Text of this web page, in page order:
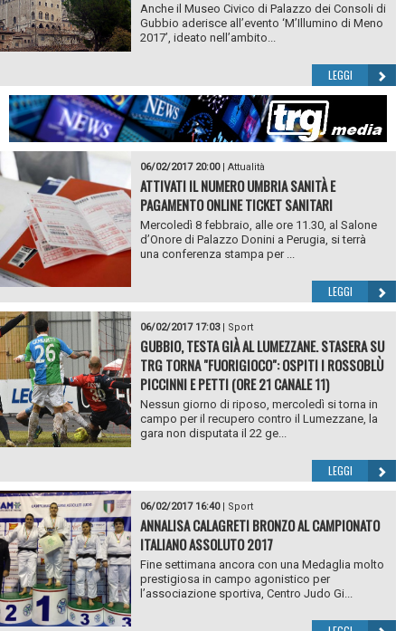
Anche il Museo Civico di Palazzo dei Consoli di
Gubbio aderisce all’evento ‘M’Illumino di Meno
2017’, ideato nell’ambito...
LEGGI
06/02/2017 20:00| Attualità
ATTIVATI IL NUMERO UMBRIA SANITÀ E
PAGAMENTO ONLINE TICKET SANITARI
Mercoledì 8 febbraio, alle ore 11.30, al Salone
d’Onore di Palazzo Donini a Perugia, si terrà
una conferenza stampa per ...
LEGGI
06/02/2017 17:03| Sport
GUBBIO, TESTA GIÀ AL LUMEZZANE. STASERA SU
TRG TORNA "FUORIGIOCO": OSPITI I ROSSOBLÙ
PICCINNI E PETTI (ORE 21 CANALE 11)
Nessun giorno di riposo, mercoledì si torna in
campo per il recupero contro il Lumezzane, la
gara non disputata il 22 ge...
LEGGI
06/02/2017 16:40| Sport
ANNALISA CALAGRETI BRONZO AL CAMPIONATO
ITALIANO ASSOLUTO 2017
Fine settimana ancora con una Medaglia molto
prestigiosa in campo agonistico per
l’associazione sportiva, Centro Judo Gi...